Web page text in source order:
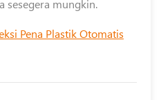
sesegera mungkin.
Pena Plastik Otomatis